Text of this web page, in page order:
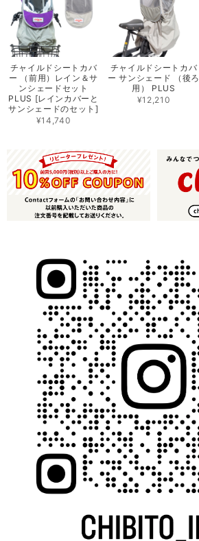
チャイルドシートカバ
ー （前用）レイン＆サ
ンシェードセット
PLUS [レインカバーと
サンシェードのセット]
¥14,740
チャイルドシートカバ
ー サンシェード （後ろ
用） PLUS
¥12,210